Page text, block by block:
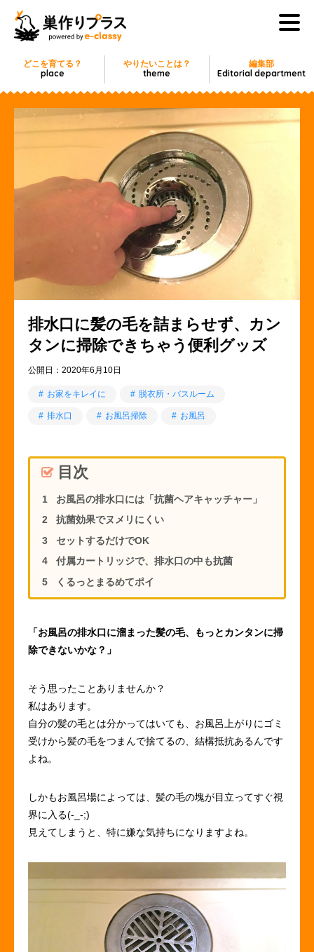
どこを育てる？
place
やりたいことは？
theme
編集部
Editorial department
排水口に髪の毛を詰まらせず、カン
タンに掃除できちゃう便利グッズ
公開日： 2020年6月10日
お家をキレイに 脱衣所・バスルーム
排水口 お風呂掃除 お風呂
目次
お風呂の排水口には「抗菌ヘアキャッチャー」
抗菌効果でヌメリにくい
セットするだけでOK
付属カートリッジで、排水口の中も抗菌
くるっとまるめてポイ
「お風呂の排水口に溜まった髪の毛、もっとカンタンに掃
除できないかな？」
そう思ったことありませんか？
私はあります。
自分の髪の毛とは分かってはいても、お風呂上がりにゴミ
受けから髪の毛をつまんで捨てるの、結構抵抗あるんです
よね。
しかもお風呂場によっては、髪の毛の塊が目立ってすぐ視
界に入る(-_-;)
見えてしまうと、特に嫌な気持ちになりますよね。